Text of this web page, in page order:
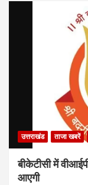
उत्तराखंड ताजा खबरें
बीकेटीसी में
आएगी